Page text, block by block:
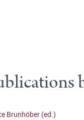
Brunhöber (ed.)